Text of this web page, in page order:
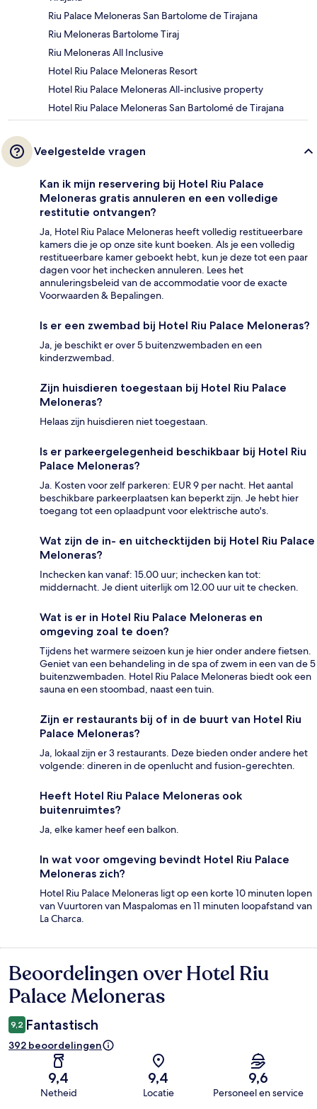
Riu Palace Meloneras San Bartolome de Tirajana
Riu Meloneras Bartolome Tiraj
Riu Meloneras All Inclusive
Hotel Riu Palace Meloneras Resort
Hotel Riu Palace Meloneras All-inclusive property
Hotel Riu Palace Meloneras San Bartolomé de Tirajana
Veelgestelde vragen
Kan ik mijn reservering bij Hotel Riu Palace
Meloneras gratis annuleren en een volledige
restitutie ontvangen?
Ja, Hotel Riu Palace Meloneras heeft volledig restitueerbare
kamers die je op onze site kunt boeken. Als je een volledig
restitueerbare kamer geboekt hebt, kun je deze tot een paar
dagen voor het inchecken annuleren. Lees het
annuleringsbeleid van de accommodatie voor de exacte
Voorwaarden & Bepalingen.
Is er een zwembad bij Hotel Riu Palace Meloneras?
Ja, je beschikt er over 5 buitenzwembaden en een
kinderzwembad.
Zijn huisdieren toegestaan bij Hotel Riu Palace
Meloneras?
Helaas zijn huisdieren niet toegestaan.
Is er parkeergelegenheid beschikbaar bij Hotel Riu
Palace Meloneras?
Ja. Kosten voor zelf parkeren: EUR 9 per nacht. Het aantal
beschikbare parkeerplaatsen kan beperkt zijn. Je hebt hier
toegang tot een oplaadpunt voor elektrische auto's.
Wat zijn de in- en uitchecktijden bij Hotel Riu Palace
Meloneras?
Inchecken kan vanaf: 15.00 uur; inchecken kan tot:
middernacht. Je dient uiterlijk om 12.00 uur uit te checken.
Wat is er in Hotel Riu Palace Meloneras en
omgeving zoal te doen?
Tijdens het warmere seizoen kun je hier onder andere fietsen.
Geniet van een behandeling in de spa of zwem in een van de 5
buitenzwembaden. Hotel Riu Palace Meloneras biedt ook een
sauna en een stoombad, naast een tuin.
Zijn er restaurants bij of in de buurt van Hotel Riu
Palace Meloneras?
Ja, lokaal zijn er 3 restaurants. Deze bieden onder andere het
volgende: dineren in de openlucht and fusion-gerechten.
Heeft Hotel Riu Palace Meloneras ook
buitenruimtes?
Ja, elke kamer heef een balkon.
In wat voor omgeving bevindt Hotel Riu Palace
Meloneras zich?
Hotel Riu Palace Meloneras ligt op een korte 10 minuten lopen
van Vuurtoren van Maspalomas en 11 minuten loopafstand van
La Charca.
Beoordelingen
Beoordelingen over Hotel Riu
Palace Meloneras
9,2 Fantastisch
392 beoordelingen
9,4
Netheid
9,4
Locatie
9,6
Personeel en service